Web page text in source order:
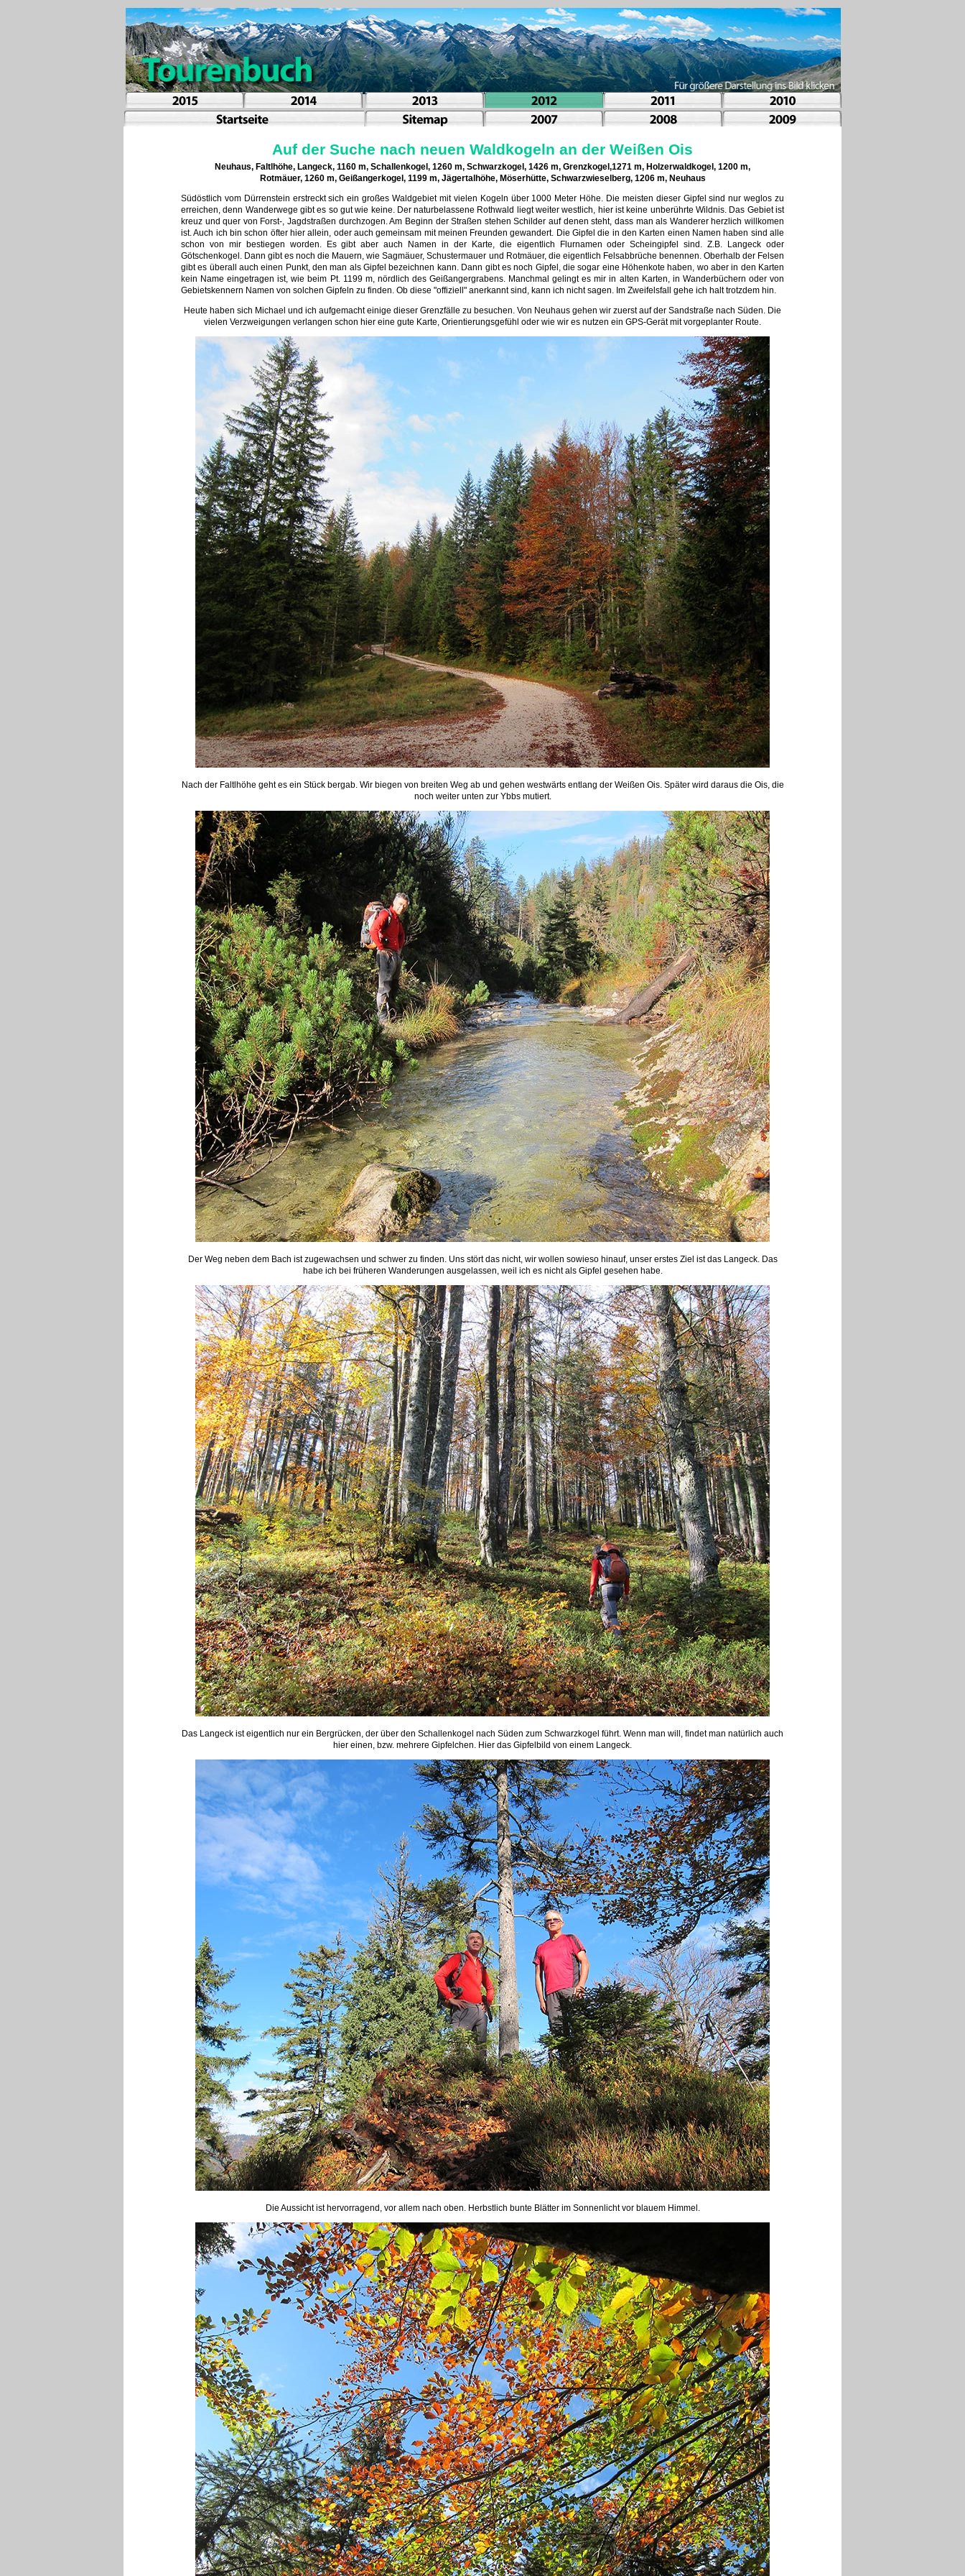
Auf der Suche nach neuen Waldkogeln an der Weißen Ois
Neuhaus, Faltlhöhe, Langeck, 1160 m, Schallenkogel, 1260 m, Schwarzkogel, 1426 m, Grenzkogel,1271 m, Holzerwaldkogel, 1200 m,
Rotmäuer, 1260 m, Geißangerkogel, 1199 m, Jägertalhöhe, Möserhütte, Schwarzwieselberg, 1206 m, Neuhaus
Südöstlich vom Dürrenstein erstreckt sich ein großes Waldgebiet mit vielen Kogeln über 1000 Meter Höhe. Die meisten dieser Gipfel sind nur weglos zu
erreichen, denn Wanderwege gibt es so gut wie keine. Der naturbelassene Rothwald liegt weiter westlich, hier ist keine unberührte Wildnis. Das Gebiet ist
kreuz und quer von Forst-, Jagdstraßen durchzogen. Am Beginn der Straßen stehen Schilder auf denen steht, dass man als Wanderer herzlich willkomen
ist. Auch ich bin schon öfter hier allein, oder auch gemeinsam mit meinen Freunden gewandert. Die Gipfel die in den Karten einen Namen haben sind alle
schon von mir bestiegen worden. Es gibt aber auch Namen in der Karte, die eigentlich Flurnamen oder Scheingipfel sind. Z.B. Langeck oder
Götschenkogel. Dann gibt es noch die Mauern, wie Sagmäuer, Schustermauer und Rotmäuer, die eigentlich Felsabbrüche benennen. Oberhalb der Felsen
gibt es überall auch einen Punkt, den man als Gipfel bezeichnen kann. Dann gibt es noch Gipfel, die sogar eine Höhenkote haben, wo aber in den Karten
kein Name eingetragen ist, wie beim Pt. 1199 m, nördlich des Geißangergrabens. Manchmal gelingt es mir in alten Karten, in Wanderbüchern oder von
Gebietskennern Namen von solchen Gipfeln zu finden. Ob diese "offiziell" anerkannt sind, kann ich nicht sagen. Im Zweifelsfall gehe ich halt trotzdem hin.
Heute haben sich Michael und ich aufgemacht einige dieser Grenzfälle zu besuchen. Von Neuhaus gehen wir zuerst auf der Sandstraße nach Süden. Die
vielen Verzweigungen verlangen schon hier eine gute Karte, Orientierungsgefühl oder wie wir es nutzen ein GPS-Gerät mit vorgeplanter Route.
Nach der Faltlhöhe geht es ein Stück bergab. Wir biegen von breiten Weg ab und gehen westwärts entlang der Weißen Ois. Später wird daraus die Ois, die
noch weiter unten zur Ybbs mutiert.
Der Weg neben dem Bach ist zugewachsen und schwer zu finden. Uns stört das nicht, wir wollen sowieso hinauf, unser erstes Ziel ist das Langeck. Das
habe ich bei früheren Wanderungen ausgelassen, weil ich es nicht als Gipfel gesehen habe.
Das Langeck ist eigentlich nur ein Bergrücken, der über den Schallenkogel nach Süden zum Schwarzkogel führt. Wenn man will, findet man natürlich auch
hier einen, bzw. mehrere Gipfelchen. Hier das Gipfelbild von einem Langeck.
Die Aussicht ist hervorragend, vor allem nach oben. Herbstlich bunte Blätter im Sonnenlicht vor blauem Himmel.